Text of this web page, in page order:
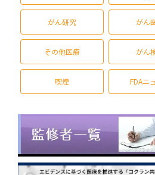
がん研究 がん
その他医療 がん
喫煙 FDAニ